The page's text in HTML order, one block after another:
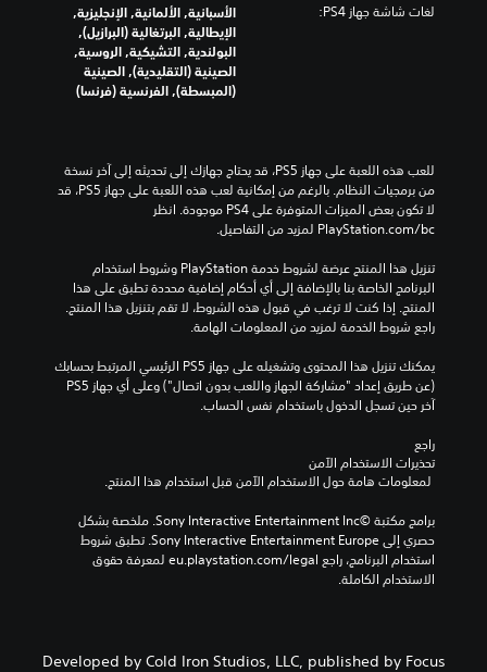
لغات شاشة جهاز PS4:
الأسبانية, الألمانية, الإنجليزية,
الإيطالية, البرتغالية (البرازيل),
البولندية, التشيكية, الروسية,
الصينية (التقليدية), الصينية
(المبسطة), الفرنسية (فرنسا)
‎PlayStation.com/bc لمزيد من التفاصيل.
راجع شروط الخدمة لمزيد من المعلومات الهامة.
آخر حين تسجل الدخول باستخدام نفس الحساب.
راجع
تحذيرات الاستخدام الآمن
الاستخدام الكاملة.
Developed by Cold Iron Studios, LLC, published by Focus